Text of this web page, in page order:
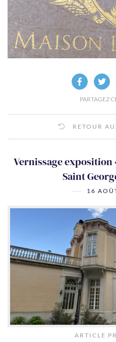
PARTAGEZ
RETOUR
Vernissage exposition
Saint
16
ARTICLE